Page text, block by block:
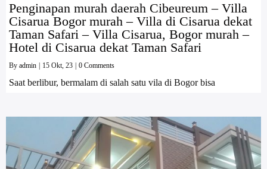
Penginapan murah daerah Cibeureum – Villa
Cisarua Bogor murah – Villa di Cisarua dekat
Taman Safari – Villa Cisarua, Bogor murah –
Hotel di Cisarua dekat Taman Safari
By admin 15 Okt, 23 0 Comments
Saat berlibur, bermalam di salah satu vila di Bogor bisa